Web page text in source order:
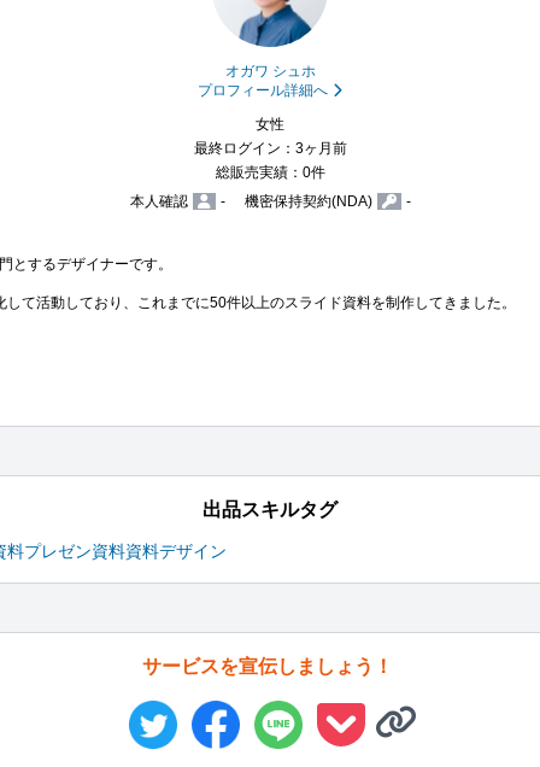
オガワ シュホ
プロフィール詳細へ
女性
最終ログイン：3ヶ月前
総販売実績：0件
本人確認
- 機密保持契約(NDA) -
とするデザイナーです。
て活動しており、これまでに50件以上のスライド資料を制作してきました。
出品スキルタグ
料プレゼン資料資料デザイン
サービスを宣伝しましょう！